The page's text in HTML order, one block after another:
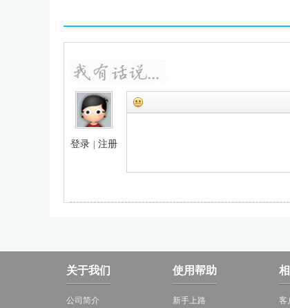
登录 注册
关于我们
公司简介
使用帮助
新手上路 客